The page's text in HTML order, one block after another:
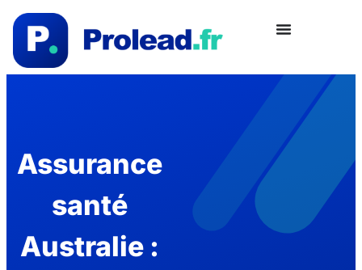
Assurance
santé
Australie :